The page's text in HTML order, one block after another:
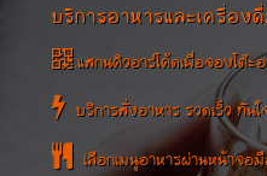
บริการอาหารและเครื่อง
แสกนคิวอาร์โค้ดเพื่อจองโต๊ะ
บริการสั่งอาหาร รวดเร็ว ทันใ
เลือกเมนูอาหารผ่านหน้าจอ